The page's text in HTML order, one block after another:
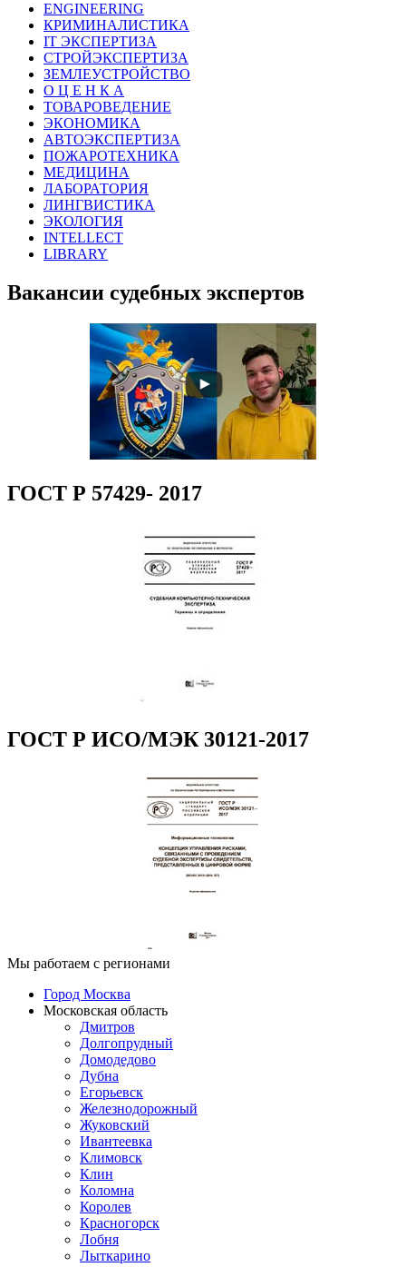
ENGINEERING
КРИМИНАЛИСТИКА
IT ЭКСПЕРТИЗА
СТРОЙЭКСПЕРТИЗА
ЗЕМЛЕУСТРОЙСТВО
О Ц Е Н К А
ТОВАРОВЕДЕНИЕ
ЭКОНОМИКА
АВТОЭКСПЕРТИЗА
ПОЖАРОТЕХНИКА
МЕДИЦИНА
ЛАБОРАТОРИЯ
ЛИНГВИСТИКА
ЭКОЛОГИЯ
INTELLECT
LIBRARY
Вакансии судебных экспертов
ГОСТ Р 57429- 2017
ГОСТ Р ИСО/МЭК 30121-2017
Мы работаем с регионами
Город Москва
Московская область
Дмитров
Долгопрудный
Домодедово
Дубна
Егорьевск
Железнодорожный
Жуковский
Ивантеевка
Климовск
Клин
Коломна
Королев
Красногорск
Лобня
Лыткарино